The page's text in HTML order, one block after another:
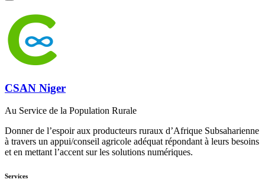
CSAN Niger
Au Service de la Population Rurale
Donner de l’espoir aux producteurs ruraux d’Afrique Subsaharienne
à travers un appui/conseil agricole adéquat répondant à leurs besoins
et en mettant l’accent sur les solutions numériques.
Services